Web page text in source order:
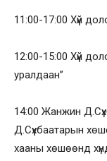
11:00-17:00 Хүй
12:00-15:00 Хүй
уралдаан”
14:00 Жанжин
Д.Сүхбаатарын
хааны хөшөөнд